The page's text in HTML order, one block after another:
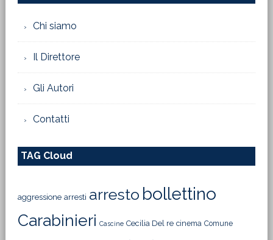
Chi siamo
Il Direttore
Gli Autori
Contatti
TAG Cloud
aggressione arresti arresto bollettino
Carabinieri Cascine Cecilia Del re cinema Comune